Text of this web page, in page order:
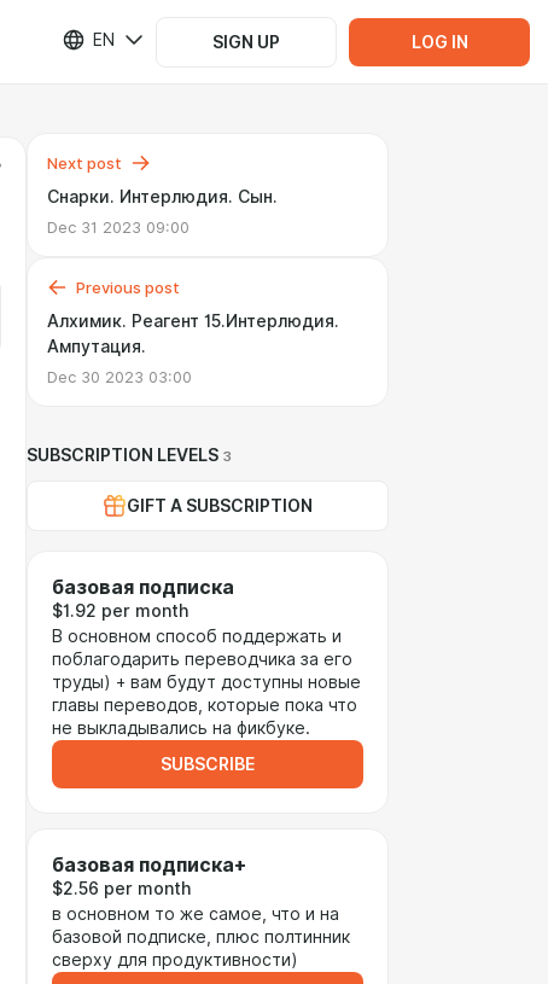
EN SIGN UP LOG IN
Next post
Снарки. Интерлюдия. Сын.
Dec 31 2023 09:00
Previous post
Алхимик. Реагент 15.Интерлюдия.
Ампутация.
Dec 30 2023 03:00
SUBSCRIPTION LEVELS 3
GIFT A SUBSCRIPTION
базовая подписка
$1.92 per month
В основном способ поддержать и
поблагодарить переводчика за его
труды) + вам будут доступны новые
главы переводов, которые пока что
не выкладывались на фикбуке.
SUBSCRIBE
базовая подписка+
$2.56 per month
в основном то же самое, что и на
базовой подписке, плюс полтинник
сверху для продуктивности)